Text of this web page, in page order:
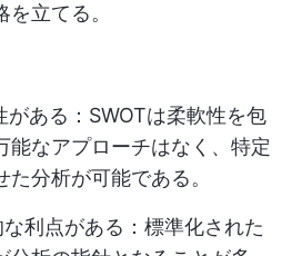
立てる。
がある：SWOTは柔軟性を包
能なアプローチはなく、特定
分析が可能である。
利点がある：標準化された